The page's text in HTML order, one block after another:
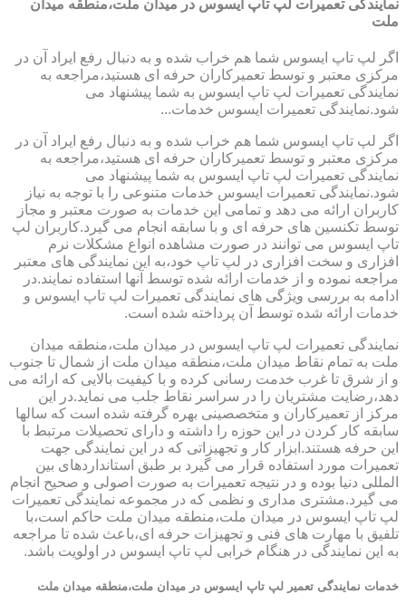
نمایندگی تعمیرات لپ تاپ ایسوس در میدان ملت،منطقه میدان
ملت
اگر لپ تاپ ایسوس شما هم خراب شده و به دنبال رفع ایراد آن در
مرکزی معتبر و توسط تعمیرکاران حرفه ای هستید،مراجعه به
نمایندگی تعمیرات لپ تاپ ایسوس به شما پیشنهاد می
شود.نمایندگی تعمیرات ایسوس خدمات...
اگر لپ تاپ ایسوس شما هم خراب شده و به دنبال رفع ایراد آن در
مرکزی معتبر و توسط تعمیرکاران حرفه ای هستید،مراجعه به
نمایندگی تعمیرات لپ تاپ ایسوس به شما پیشنهاد می
شود.نمایندگی تعمیرات ایسوس خدمات متنوعی را با توجه به نیاز
کاربران ارائه می دهد و تمامی این خدمات به صورت معتبر و مجاز
توسط تکنسین های حرفه ای و با سابقه انجام می گیرد.کاربران لپ
تاپ ایسوس می توانند در صورت مشاهده انواع مشکلات نرم
افزاری و سخت افزاری در لپ تاپ خود،به این نمایندگی های معتبر
مراجعه نموده و از خدمات ارائه شده توسط آنها استفاده نمایند.در
ادامه به بررسی ویژگی های نمایندگی تعمیرات لپ تاپ ایسوس و
خدمات ارائه شده توسط آن پرداخته شده است.
نمایندگی تعمیرات لپ تاپ ایسوس در میدان ملت،منطقه میدان
ملت به تمام نقاط میدان ملت،منطقه میدان ملت از شمال تا جنوب
و از شرق تا غرب خدمت رسانی کرده و با کیفیت بالایی که ارائه می
دهد،رضایت مشتریان را در سراسر نقاط جلب می نماید.در این
مرکز از تعمیرکاران و متخصصینی بهره گرفته شده است که سالها
سابقه کار کردن در این حوزه را داشته و دارای تحصیلات مرتبط با
این حرفه هستند.ابزار کار و تجهیزاتی که در این نمایندگی جهت
تعمیرات مورد استفاده قرار می گیرد بر طبق استانداردهای بین
المللی دنیا بوده و در نتیجه تعمیرات به صورت اصولی و صحیح انجام
می گیرد.مشتری مداری و نظمی که در مجموعه نمایندگی تعمیرات
لپ تاپ ایسوس در میدان ملت،منطقه میدان ملت حاکم است،با
تلفیق با مهارت های فنی و تجهیزات حرفه ای،باعث شده تا مراجعه
به این نمایندگی در هنگام خرابی لپ تاپ ایسوس در اولویت باشد.
خدمات نمایندگی تعمیر لپ تاپ ایسوس در میدان ملت،منطقه میدان ملت